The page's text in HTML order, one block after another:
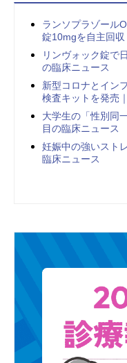
ランソプラゾール
錠10mgを自主回
リンヴォック錠で
の臨床ニュース
新型コロナとイン
検査キットを発売
大学生の「性別同
目の臨床ニュース
妊娠中の強いスト
臨床ニュース